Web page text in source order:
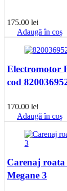
175.00 lei
Adaugă în coș
Electromotor
cod
170.00 lei
Adaugă în coș
Carenaj roata
Megane 3